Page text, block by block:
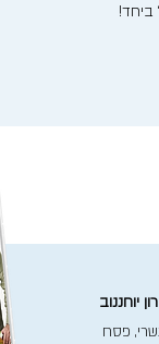
ביחד!
יוחננוב
פסח